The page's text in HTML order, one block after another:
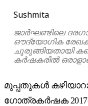
Sushmita
ജാർഘണ്ടിലെ
ഔദ്യോഗിക
ചുരുങ്ങിയതായി
കർഷകരിൽ
മുപ്പതുകൾ
ഗോത്രകർഷക